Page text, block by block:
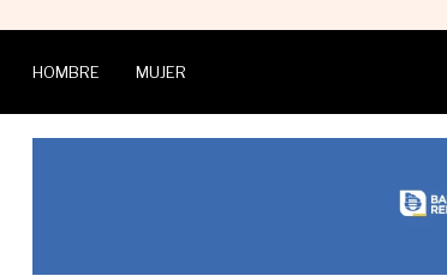
HOMBRE MUJER